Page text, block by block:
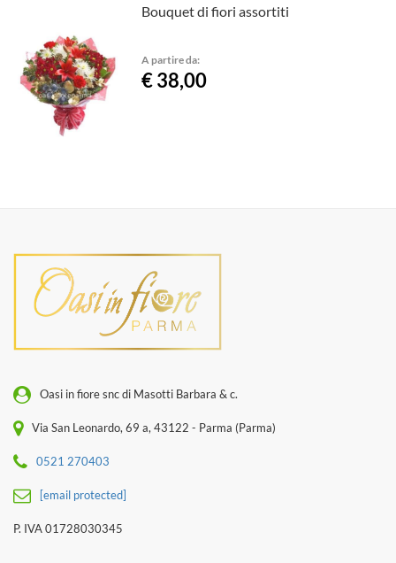
Bouquet di fiori assortiti
A partire da:
€ 38,00
Oasi in fiore snc di Masotti Barbara & c.
Via San Leonardo, 69 a, 43122 - Parma (Parma)
0521 270403
[email protected]
P. IVA 01728030345